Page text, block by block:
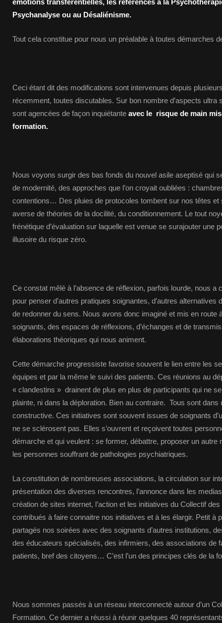
émotions transférentielles, les références à la
Psychanalyse ou au Désaliénisme.
Tout cela constitue pour nous un préalable à toutes démarches
Ceci étant dit des modifications sont intervenues depuis
récemment, toutes discutables. Sur bon nombre d’aspects ultra
sont agencées de façon inquiétante avec le risque de main
formation.
Nous voyons surgir des bas fonds du nouvel asile aseptisé qui
de modernité, des approches que l’on croyait oubliées :
contentions… Des pluies de protocoles tombent sur nos têtes et
averse de théories de la docilité, du conditionnement. Le tout
frénétique d’évaluation sur laquelle est venue se surajouter une
illusoire du risque zéro.
Ce constat mêlé à l’absence de réflexion, parfois lourde, nous a
pour penser d’autres pratiques soignantes, d’autres
de redonner du sens. Nous avons donc imaginé et mis en route
soignants, des espaces de réflexions, d’échanges et de
élaborations théoriques qui nous animent.
Cette démarche progressiste favorise souvent le lien entre les
équipes et par la même le suivi des patients. Ces réunions au
« clandestins » drainent de plus en plus de participants qui ne
plainte, ni dans la déploration. Bien au contraire. Tous sont dans
constructive. Ces initiatives sont souvent issues de soignants
ne se sclérosent pas. Elles s’ouvrent et reçoivent toutes
démarche et qui veulent : se former, débattre, proposer un autre
les personnes souffrant de pathologies psychiatriques.
La constitution de nombreuses associations, la circulation sur
présentation des diverses rencontres, l’annonce dans les
création de sites internet, l’action et les initiatives du Collectif
contribués à faire connaitre nos initiatives et à les élargir. Petit à
partagés nos soirées avec des soignants d’autres institutions,
des éducateurs spécialisés, des infirmiers, des associations de
patients, bref des citoyens… C’est l’un des principes clés de la
Nous sommes passés à un réseau interconnecté autour d’un
Formation. Ce dernier a réussi à réunir quelques 40